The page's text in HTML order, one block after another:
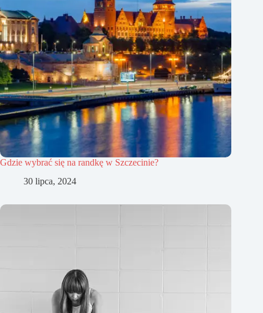
Gdzie wybrać się na randkę w Szczecinie?
30 lipca, 2024